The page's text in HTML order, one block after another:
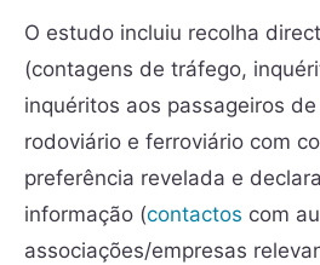
O estudo incluiu recolha
(contagens de tráfego,
inquéritos aos passageiros
rodoviário e ferroviário com
preferência revelada e
informação (contactos com
associações/empresas